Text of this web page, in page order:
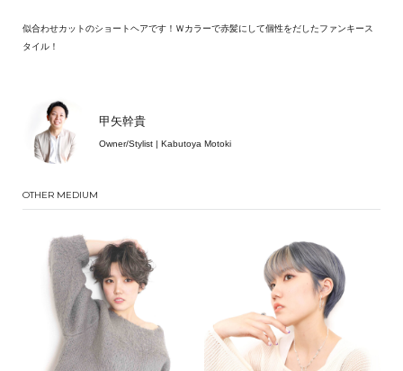
似合わせカットのショートヘアです！Ｗカラーで赤髪にして個性をだしたファンキース
タイル！
甲矢幹貴
Owner/Stylist | Kabutoya Motoki
OTHER MEDIUM